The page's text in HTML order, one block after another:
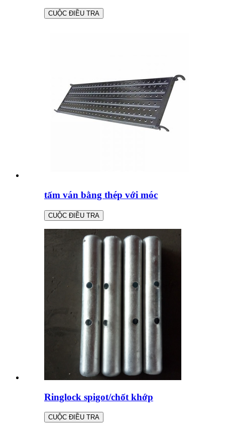
CUỘC ĐIỀU TRA
tấm ván bằng thép với móc
CUỘC ĐIỀU TRA
Ringlock spigot/chốt khớp
CUỘC ĐIỀU TRA